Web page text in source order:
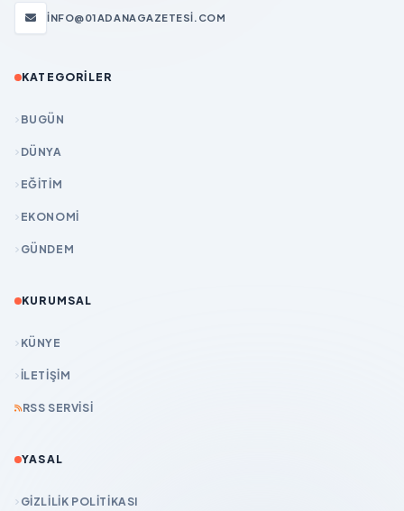
INFO@01ADANAGAZETESI.COM
KATEGORILER
BUGÜN
DÜNYA
EĞİTİM
EKONOMİ
GÜNDEM
KURUMSAL
KÜNYE
İLETIŞIM
RSS SERVISI
YASAL
GIZLILIK POLITIKASI